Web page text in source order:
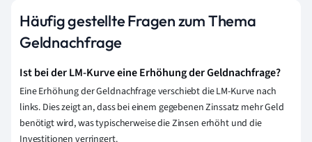
Häufig gestellte Fragen zum Thema
Geldnachfrage
Ist bei der LM-Kurve eine Erhöhung der Geldnachfrage?
Eine Erhöhung der Geldnachfrage verschiebt die LM-Kurve nach
links. Dies zeigt an, dass bei einem gegebenen Zinssatz mehr Geld
benötigt wird, was typischerweise die Zinsen erhöht und die